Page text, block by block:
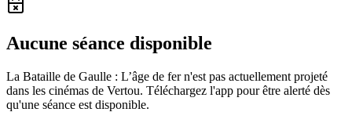
Aucune séance disponible
La Bataille de Gaulle : L’âge de fer n'est pas actuellement projeté
dans les cinémas de Vertou. Téléchargez l'app pour être alerté dès
qu'une séance est disponible.